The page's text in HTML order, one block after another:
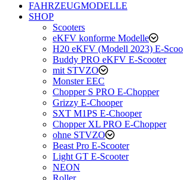
FAHRZEUGMODELLE
SHOP
Scooters
eKFV konforme Modelle
H20 eKFV (Modell 2023) E-
Buddy PRO eKFV E-Scooter
mit STVZO
Monster EEC
Chopper S PRO E-Chopper
Grizzy E-Chooper
SXT M1PS E-Chooper
Chopper XL PRO E-Chopper
ohne STVZO
Beast Pro E-Scooter
Light GT E-Scooter
NEON